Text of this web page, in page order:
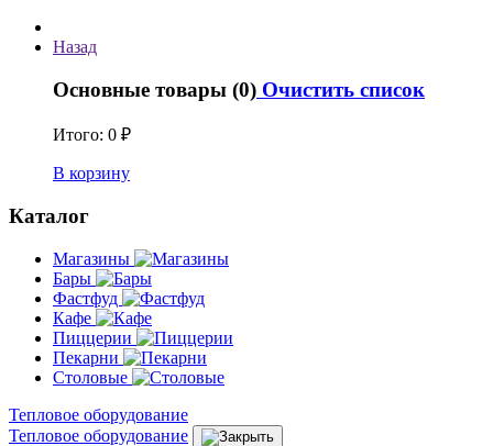
Назад
Основные товары (0) Очистить список
Итого: 0 ₽
В корзину
Каталог
Магазины
Бары
Фастфуд
Кафе
Пиццерии
Пекарни
Столовые
Тепловое оборудование
Тепловое оборудование